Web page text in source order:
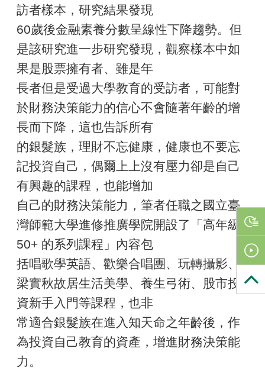
訪者樣本，研究結果發現
60歲後金融素養分數呈線性下降趨勢。但
是該研究進一步研究發現，觀察樣本中如
果是股票擁有者、雖是年
長者但是受過大學教育的受訪者，可能對
於財務決策能力的信心不會隨著年齡的增
長而下降，這也告訴所有
的銀髮族，理財不忘健康，健康也不要忘
記投資自己，偶爾上上沒有壓力卻是自己
有興趣的課程，也能增加
自己的財務決策能力，筆者任職之國立臺
灣師範大學進修推廣學院開設了「高年級
50+ 的系列課程」內容包
括唱歌學英語、歡樂合唱團、玩轉攝影、
梁實秋故居生活美學、養生弓術、股市投
資新手入門等課程，也非
常適合銀髮族在進入知天命之年齡後，作
為投資自己教育的資產，增進財務決策能
力。